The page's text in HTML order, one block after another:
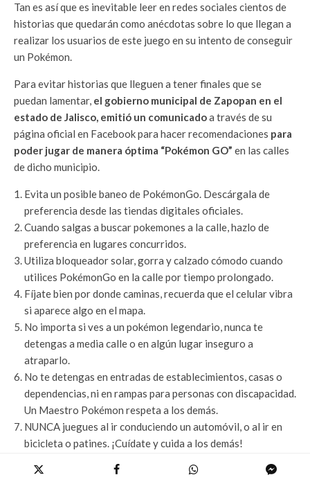
Tan es así que es inevitable leer en redes sociales cientos de
historias que quedarán como anécdotas sobre lo que llegan a
realizar los usuarios de este juego en su intento de conseguir
un Pokémon.
Para evitar historias que lleguen a tener finales que se
puedan lamentar, el gobierno municipal de Zapopan en el
estado de Jalisco, emitió un comunicadoa través de su
página oficial en Facebook para hacer recomendaciones para
poder jugar de manera óptima “Pokémon GO” en las calles
de dicho municipio.
Evita un posible baneo de PokémonGo. Descárgala de
preferencia desde las tiendas digitales oficiales.
Cuando salgas a buscar pokemones a la calle, hazlo de
preferencia en lugares concurridos.
Utiliza bloqueador solar, gorra y calzado cómodo cuando
utilices PokémonGo en la calle por tiempo prolongado.
Fíjate bien por donde caminas, recuerda que el celular vibra
si aparece algo en el mapa.
No importa si ves a un pokémon legendario, nunca te
detengas a media calle o en algún lugar inseguro a
atraparlo.
No te detengas en entradas de establecimientos, casas o
dependencias, ni en rampas para personas con discapacidad.
Un Maestro Pokémon respeta a los demás.
NUNCA juegues al ir conduciendo un automóvil, o al ir en
bicicleta o patines. ¡Cuídate y cuida a los demás!